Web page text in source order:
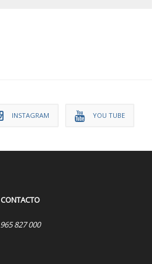
INSTAGRAM YOU TUBE
CONTACTO
965 827 000